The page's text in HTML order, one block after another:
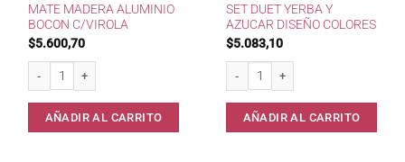
MATE MADERA ALUMINIO
BOCON C/VIROLA
$5.600,70
Mate Madera Aluminio Bocon c/Virola cantidad
AÑADIR AL CARRITO
SET DUET YERBA Y
AZUCAR DISEÑO COLORES
$5.083,10
Set Duet Yerba y Azucar Diseño
AÑADIR AL CARRITO